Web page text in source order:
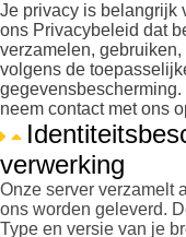
Je privacy is belangrijk
ons Privacybeleid dat
verzamelen,
volgens de
neem contact met ons
verwerking
Onze server verzamelt
ons worden geleverd.
Type en versie van je